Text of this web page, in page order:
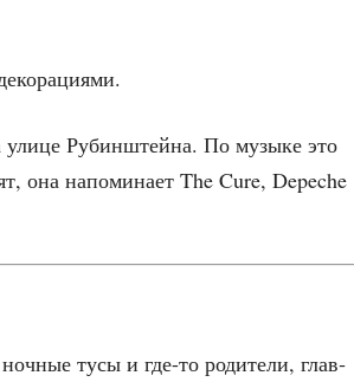
Рубин­штей­на. По музы­ке это
она напо­ми­на­ет The Cure, Depeche
тусы и где-то роди­те­ли, глав­